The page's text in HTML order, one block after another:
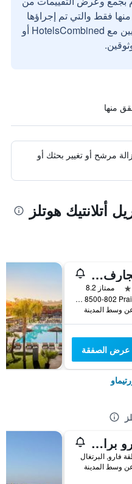
فقط والتي تم إجراؤها
بواسطة مستخدمين حقيقيين مع HotelsCombined أو
مرشح أو تغيير بحثك أو
أتلانتيك هوتلز
هوتل الجارف كازينو
ممتاز 8.2
Avenida Tomas Cabreira 8500-802 Praia da Rocha, بورتيماو, منطقة فارو, البرتغال
عرض الصفقة
ميراشورو برايا دا روش
فارو, البرتغال